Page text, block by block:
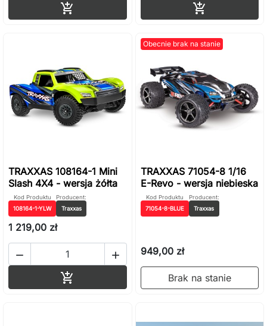
 
TRAXXAS 108164-1 Mini
Slash 4X4 - wersja żółta
Kod Produktu
108164-1-YLW
Producent:
Traxxas
1 219,00 zł
 

Obecnie brak na stanie
TRAXXAS 71054-8 1/16
E-Revo - wersja niebieska
Kod Produktu
71054-8-BLUE
Producent:
Traxxas
949,00 zł
Brak na stanie